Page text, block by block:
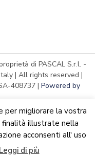
products may suffer
di PASCAL S.r.l. -
| All rights reserved |
408737 | Powered by
per migliorare la vostra
finalità illustrate nella
acconsenti all' uso
Leggi di più